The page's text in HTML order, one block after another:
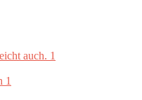
auch. 1
1